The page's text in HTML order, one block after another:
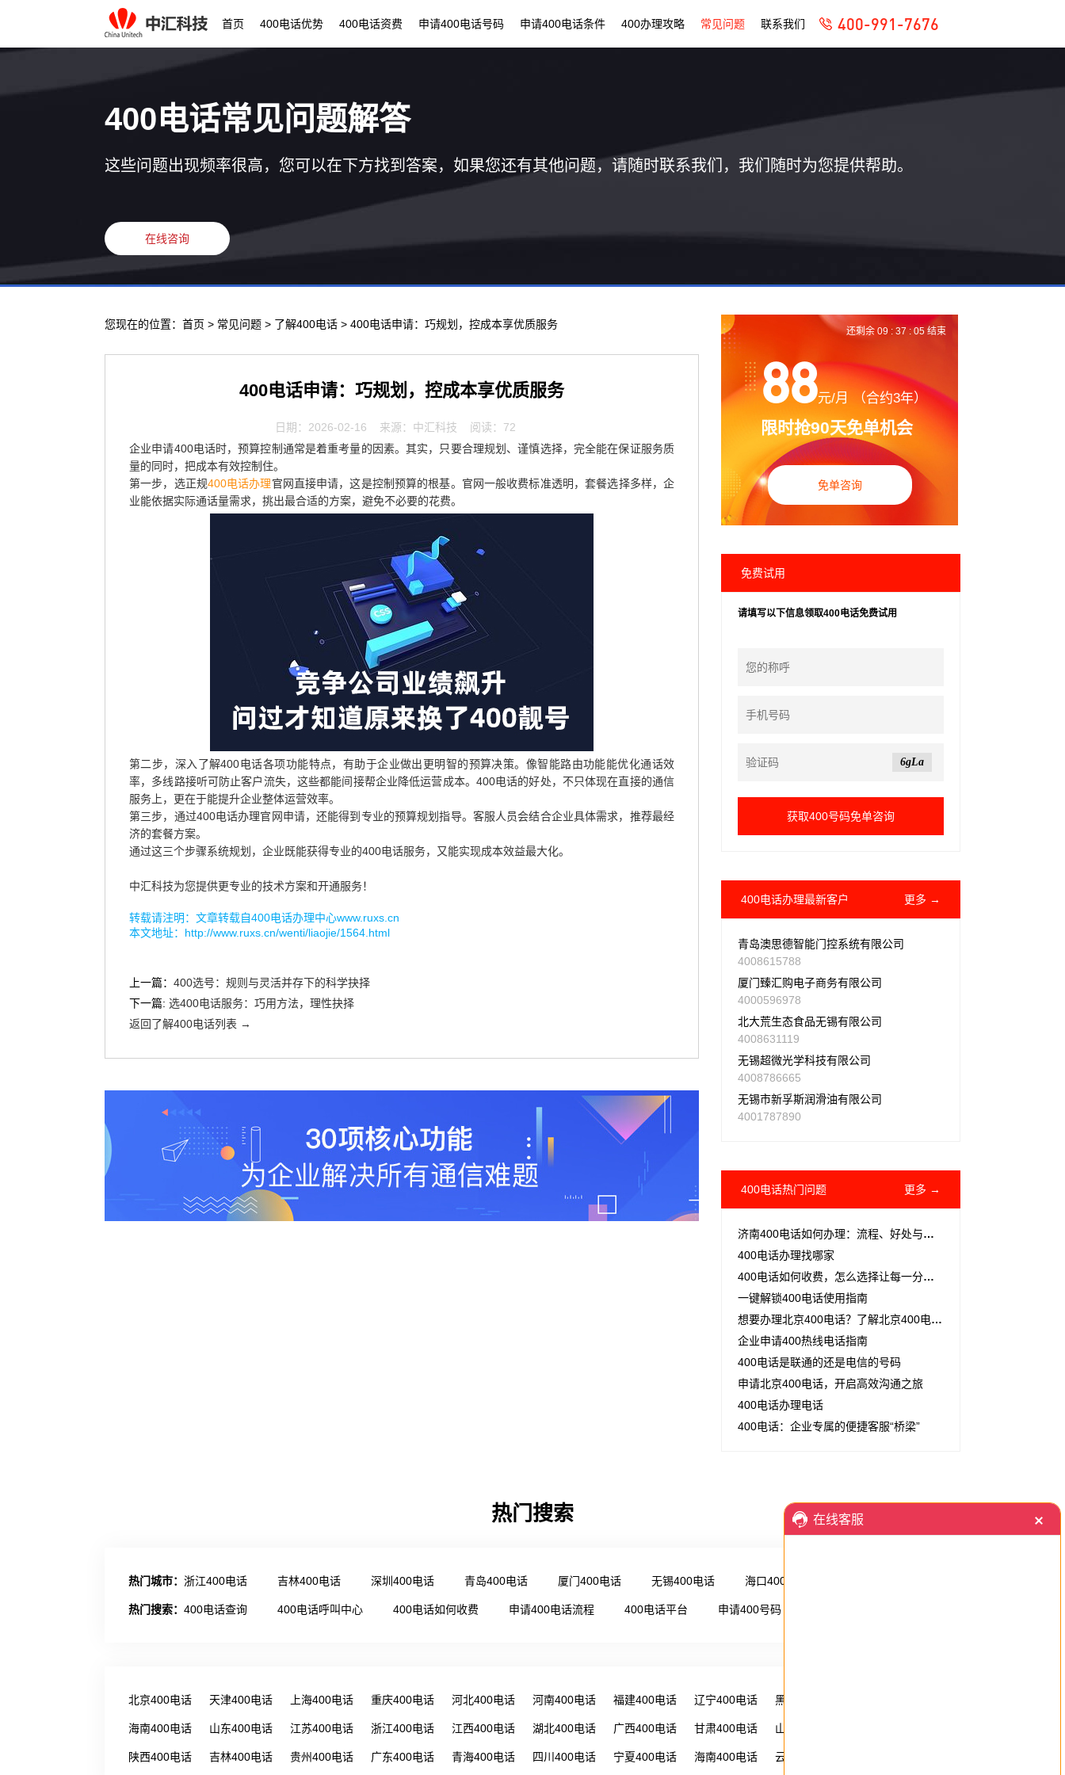
首页 400电话优势 400电话资费 申请400电话号码 申请400电话条件 400办理攻略 常见问题 联系我们 400-991-7676
400电话常见问题解答
这些问题出现频率很高，您可以在下方找到答案，如果您还有其他问题，请随时联系我们，我们随时为您提供帮助。
在线咨询
您现在的位置： 首页 > 常见问题 > 了解400电话 > 400电话申请：巧规划，控成本享优质服务
400电话申请：巧规划，控成本享优质服务
日期：2026-02-16 来源：中汇科技 阅读：72
企业申请400电话时，预算控制通常是着重考量的因素。其实，只要合理规划、谨慎选择，完全能在保证服务质
量的同时，把成本有效控制住。
第一步，选正规400电话办理官网直接申请，这是控制预算的根基。官网一般收费标准透明，套餐选择多样，企
业能依据实际通话量需求，挑出最合适的方案，避免不必要的花费。
第二步，深入了解400电话各项功能特点，有助于企业做出更明智的预算决策。像智能路由功能能优化通话效
率，多线路接听可防止客户流失，这些都能间接帮企业降低运营成本。400电话的好处，不只体现在直接的通信
服务上，更在于能提升企业整体运营效率。
第三步，通过400电话办理官网申请，还能得到专业的预算规划指导。客服人员会结合企业具体需求，推荐最经
济的套餐方案。
通过这三个步骤系统规划，企业既能获得专业的400电话服务，又能实现成本效益最大化。
中汇科技为您提供更专业的技术方案和开通服务！
转载请注明：文章转载自400电话办理中心www.ruxs.cn
本文地址： http://www.ruxs.cn/wenti/liaojie/1564.html
上一篇： 400选号：规则与灵活并存下的科学抉择
下一篇: 选400电话服务：巧用方法，理性抉择
返回了解400电话列表 →
88元/月 （合约3年）
限时抢90天免单机会
免单咨询
还剩余 09 : 37 :04 结束
免费试用
请填写以下信息领取400电话免费试用
6gLa
400电话办理最新客户 更多 →
青岛澳思德智能门控系统有限公司
4008615788
厦门臻汇购电子商务有限公司
4000596978
北大荒生态食品无锡有限公司
4008631119
无锡超微光学科技有限公司
4008786665
无锡市新孚斯润滑油有限公司
4001787890
400电话热门问题 更多 →
济南400电话如何办理：流程、好处与费用详解
400电话办理找哪家
400电话如何收费，怎么选择让每一分投入都超值？
一键解锁400电话使用指南
想要办理北京400电话？了解北京400电话办理流程和资费,找到合适的公司进行办理。
企业申请400热线电话指南
400电话是联通的还是电信的号码
申请北京400电话，开启高效沟通之旅
400电话办理电话
400电话：企业专属的便捷客服“桥梁”
热门搜索
热门城市： 浙江400电话 吉林400电话 深圳400电话 青岛400电话 厦门400电话 无锡400电话 海口400电话
热门搜索： 400电话查询 400电话呼叫中心 400电话如何收费 申请400电话流程 400电话平台 申请400号码
北京400电话 天津400电话 上海400电话 重庆400电话 河北400电话 河南400电话 福建400电话 辽宁400电话 黑龙江400电话
海南400电话 山东400电话 江苏400电话 浙江400电话 江西400电话 湖北400电话 广西400电话 甘肃400电话 山西400电话
陕西400电话 吉林400电话 贵州400电话 广东400电话 青海400电话 四川400电话 宁夏400电话 海南400电话 云南400电话